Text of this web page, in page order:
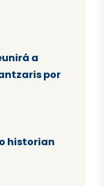
a
por
historian